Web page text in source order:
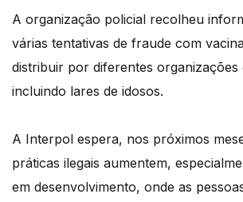
A organização policial recolheu
várias tentativas de fraude com
distribuir por diferentes organizações
incluindo lares de idosos.
A Interpol espera, nos próximos
práticas ilegais aumentem,
em desenvolvimento, onde as